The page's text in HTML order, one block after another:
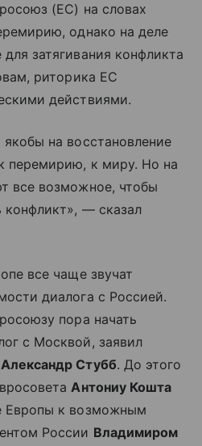
(ЕС) на словах
однако на деле
затягивания конфликта
риторика ЕС
действиями.
на восстановление
перемирию, к миру. Но на
все возможное, чтобы
конфликт», — сказал
все чаще звучат
диалога с Россией.
пора начать
с Москвой, заявил
Александр Стубб. До этого
Антониу Кошта
Европы к возможным
России Владимиром